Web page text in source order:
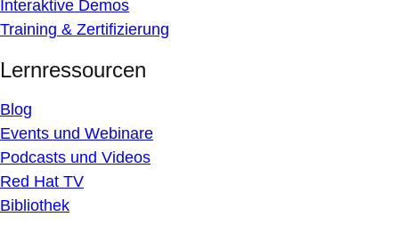
Interaktive Demos
Training & Zertifizierung
Lernressourcen
Blog
Events und Webinare
Podcasts und Videos
Red Hat TV
Bibliothek